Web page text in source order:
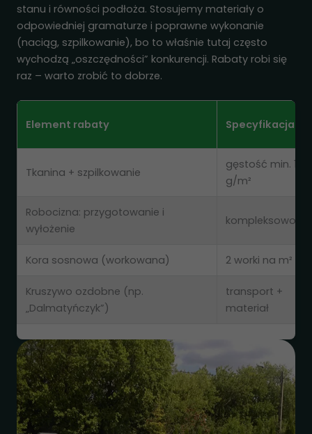
stanu i równości podłoża. Stosujemy materiały o
odpowiedniej gramaturze i poprawne wykonanie
(naciąg, szpilkowanie), bo to właśnie tutaj często
wychodzą „oszczędności” konkurencji. Rabaty robi się
raz – warto zrobić to dobrze.
Element rabaty Specyfikacja
Tkanina + szpilkowanie
gęstość min. 120
g/m²
Robocizna: przygotowanie i
wyłożenie
kompleksowo
Kora sosnowa (workowana) 2 worki na m²
Kruszywo ozdobne (np.
„Dalmatyńczyk”)
transport +
materiał
internetowej.
Marketing
zainteresowania i
strony, zwiększasz
zobaczenie
treści i ofert.